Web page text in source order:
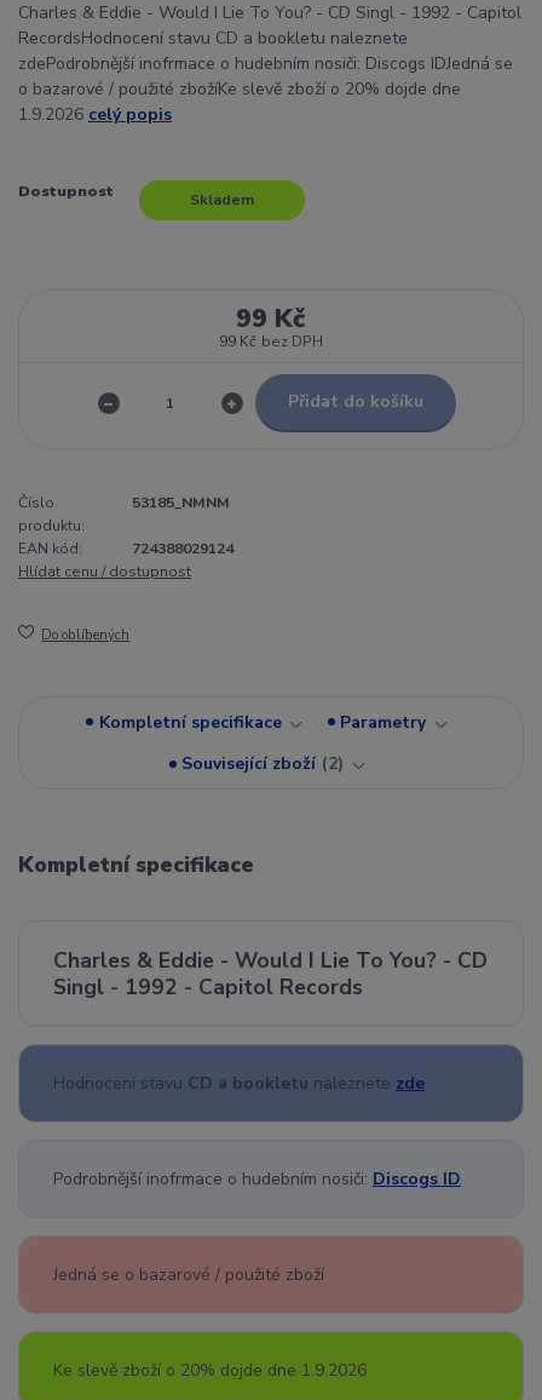
Charles & Eddie - Would I Lie To You? - CD Singl - 1992 - Capitol
RecordsHodnocení stavu CD a bookletu naleznete
zdePodrobnější inofrmace o hudebním nosiči: Discogs IDJedná se
o bazarové / použité zbožíKe slevě zboží o 20% dojde dne
1.9.2026 celý popis
Dostupnost Skladem
99 Kč
99 Kč bez DPH
Přidat do košíku
Číslo
produktu:
53185_NMNM
EAN kód:
724388029124
Hlídat cenu / dostupnost
Do oblíbených
Kompletní specifikace
Parametry
Související zboží 2
Kompletní specifikace
Charles & Eddie - Would I Lie To You? - CD
Singl - 1992 - Capitol Records
Hodnocení stavu CD a bookletu naleznete zde
Podrobnější inofrmace o hudebním nosiči: Discogs ID
Jedná se o bazarové / použité zboží
Ke slevě zboží o 20% dojde dne 1.9.2026